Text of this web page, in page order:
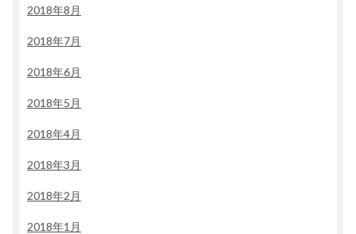
2018年8月
2018年7月
2018年6月
2018年5月
2018年4月
2018年3月
2018年2月
2018年1月